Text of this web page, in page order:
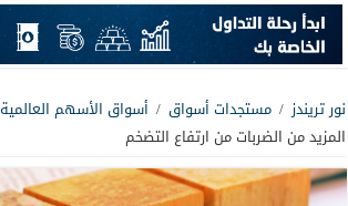
نور تريندز / مستجدات أسواق / أسواق الأسهم العالمية
المزيد من الضربات من ارتفاع التضخم